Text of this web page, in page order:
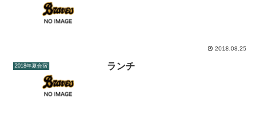
2018.08.25
2018年夏合宿 ランチ